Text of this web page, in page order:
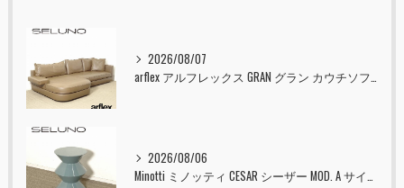
2026/08/07
2026/08/06